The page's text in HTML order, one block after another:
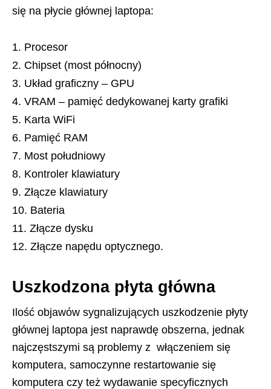
się na płycie głównej laptopa:
Procesor
Chipset (most północny)
Układ graficzny – GPU
VRAM – pamięć dedykowanej karty grafiki
Karta WiFi
Pamięć RAM
Most południowy
Kontroler klawiatury
Złącze klawiatury
Bateria
Złącze dysku
Złącze napędu optycznego.
Uszkodzona płyta główna
Ilość objawów sygnalizujących uszkodzenie płyty
głównej laptopa jest naprawdę obszerna, jednak
najczęstszymi są problemy z włączeniem się
komputera, samoczynne restartowanie się
komputera czy też wydawanie specyficznych